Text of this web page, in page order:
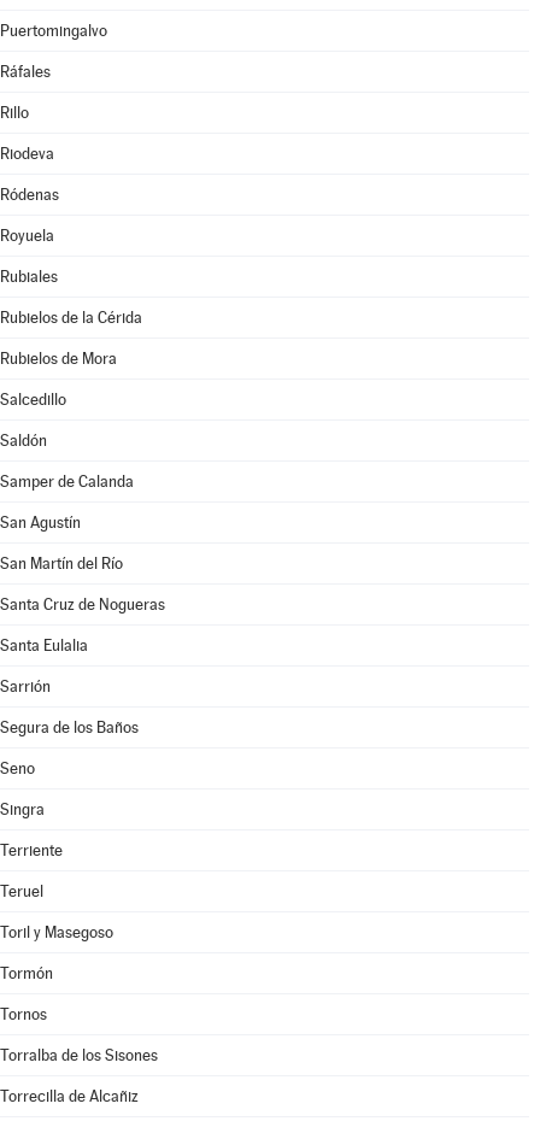
Puertomingalvo
Ráfales
Rillo
Riodeva
Ródenas
Royuela
Rubiales
Rubielos de la Cérida
Rubielos de Mora
Salcedillo
Saldón
Samper de Calanda
San Agustín
San Martín del Río
Santa Cruz de Nogueras
Santa Eulalia
Sarrión
Segura de los Baños
Seno
Singra
Terriente
Teruel
Toril y Masegoso
Tormón
Tornos
Torralba de los Sisones
Torrecilla de Alcañiz